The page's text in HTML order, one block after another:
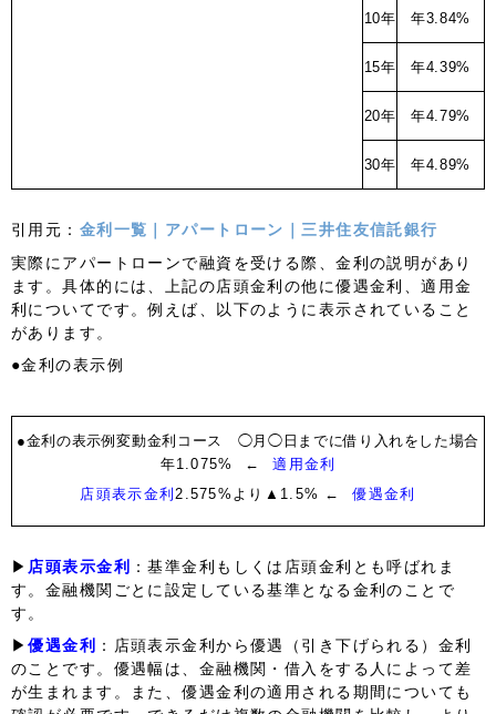
10年 年3.84%
15年 年4.39%
20年 年4.79%
30年 年4.89%
引用元： 金利一覧｜アパートローン｜三井住友信託銀行
実際にアパートローンで融資を受ける際、金利の説明があり
ます。具体的には、上記の店頭金利の他に優遇金利、適用金
利についてです。例えば、以下のように表示されていること
があります。
●金利の表示例
●金利の表示例変動金利コース ◯月◯日までに借り入れをした場合
年1.075%
←適用金利
店頭表示金利2.575%より▲1.5% ←優遇金利
▶ 店頭表示金利
：基準金利もしくは店頭金利とも呼ばれま
す。金融機関ごとに設定している基準となる金利のことで
す。
▶優遇金利
：店頭表示金利から優遇（引き下げられる）金利
のことです。優遇幅は、金融機関・借入をする人によって差
が生まれます。また、優遇金利の適用される期間についても